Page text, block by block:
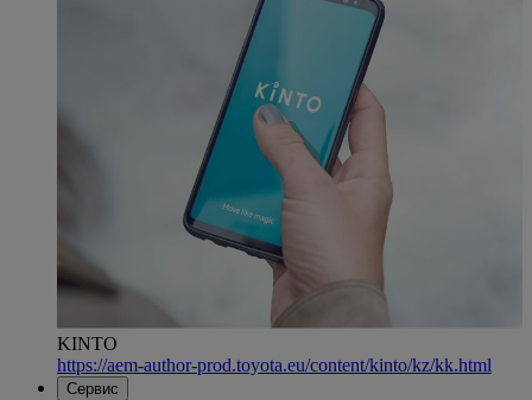
KINTO
https://aem-author-prod.toyota.eu/content/kinto/kz/kk.html
Сервис